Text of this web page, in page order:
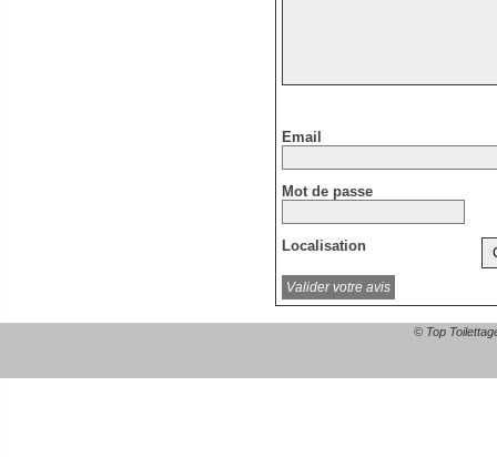
Email
Mot de passe
Localisation
© Top